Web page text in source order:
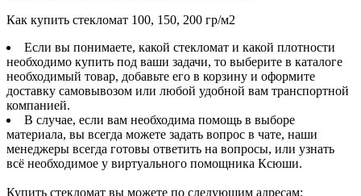
Как купить стекломат 100, 150, 200 гр/м2
Если вы понимаете, какой стекломат и какой плотности
необходимо купить под ваши задачи, то выберите в каталоге
необходимый товар, добавьте его в корзину и оформите
доставку самовывозом или любой удобной вам транспортной
компанией.
В случае, если вам необходима помощь в выборе
материала, вы всегда можете задать вопрос в чате, наши
менеджеры всегда готовы ответить на вопросы, или узнать
всё необходимое у виртуального помощника Ксюши.
Купить стекломат вы можете по следующим адресам: